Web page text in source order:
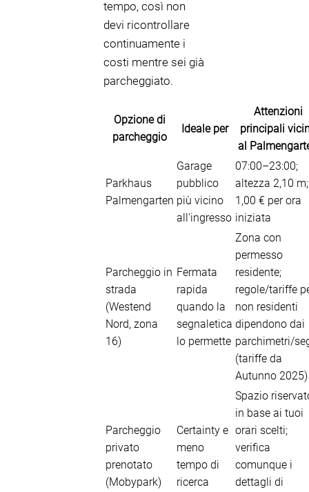
tempo, così non
devi ricontrollare
continuamente i
costi mentre sei già
parcheggiato.
Opzione di
parcheggio
Ideale per
Attenzioni
principali
al
Parkhaus
Palmengarten
Garage
pubblico
più vicino
all'ingresso
07:00–23:00;
altezza 2,10 m;
1,00 € per ora
iniziata
Parcheggio in
strada
(Westend
Nord, zona
16)
Fermata
rapida
quando la
segnaletica
lo permette
Zona con
permesso
residente;
regole/tariffe
non residenti
dipendono dai
parchimetri/
(tariffe da
Autunno 2025)
Parcheggio
privato
prenotato
(Mobypark)
Certainty e
meno
tempo di
ricerca
Spazio
in base ai tuoi
orari scelti;
verifica
comunque i
dettagli di